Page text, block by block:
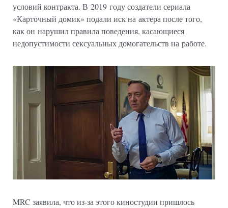
условий контракта. В 2019 году создатели сериала
«Карточный домик» подали иск на актера после того,
как он нарушил правила поведения, касающиеся
недопустимости сексуальных домогательств на работе.
MRC заявила, что из-за этого киностудии пришлось